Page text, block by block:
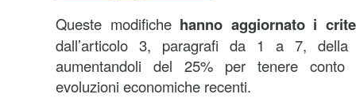
Queste modifiche hanno aggiornato i
dall’articolo 3, paragrafi da 1 a 7,
aumentandoli del 25% per tenere conto
evoluzioni economiche recenti.